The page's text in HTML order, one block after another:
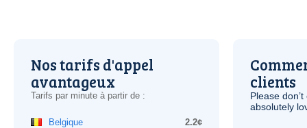
Nos tarifs d'appel
avantageux
Tarifs par minute à partir de :
Belgique
2.2¢
clients
Please
absolutely